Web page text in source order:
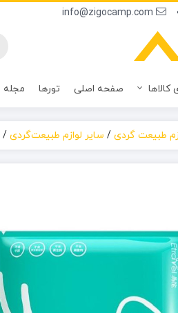
info@zigocamp.com
صفحه اصلی تورها مجله
طبیعت گردی/ سایر لوازم طبیعت‌گردی/